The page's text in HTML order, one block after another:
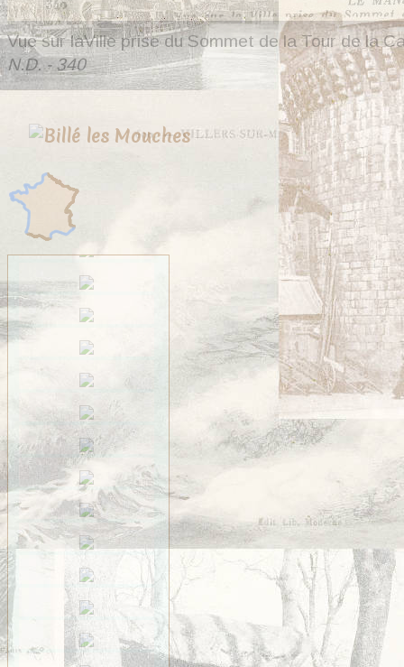
Vue sur laVille prise du Sommet de la Tour de la
N.D. - 340